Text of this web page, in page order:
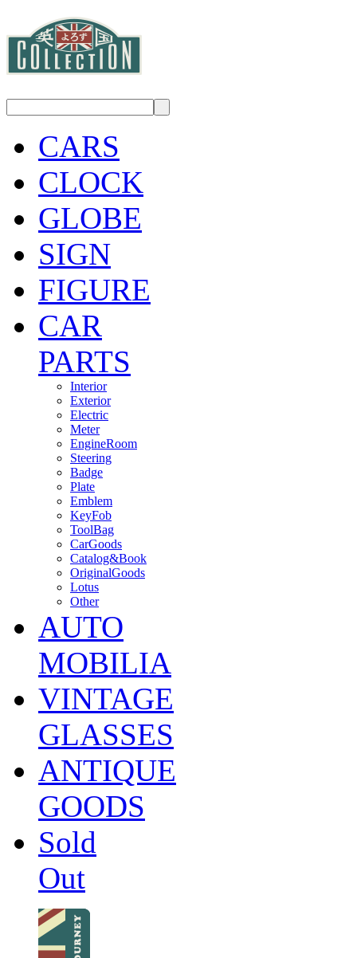
CARS
CLOCK
GLOBE
SIGN
FIGURE
CAR
PARTS
Interior
Exterior
Electric
Meter
EngineRoom
Steering
Badge
Plate
Emblem
KeyFob
ToolBag
CarGoods
Catalog&Book
OriginalGoods
Lotus
Other
AUTO
MOBILIA
VINTAGE
GLASSES
ANTIQUE
GOODS
Sold
Out